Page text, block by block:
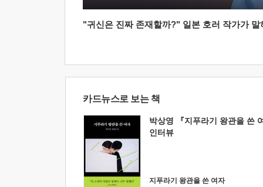
"귀신은 진짜 존재할까?" 일본 호러 작가가
카드뉴스로 보는 책
박상영 『지푸라기 왕관을 쓴
인터뷰
지푸라기 왕관을 쓴 여자